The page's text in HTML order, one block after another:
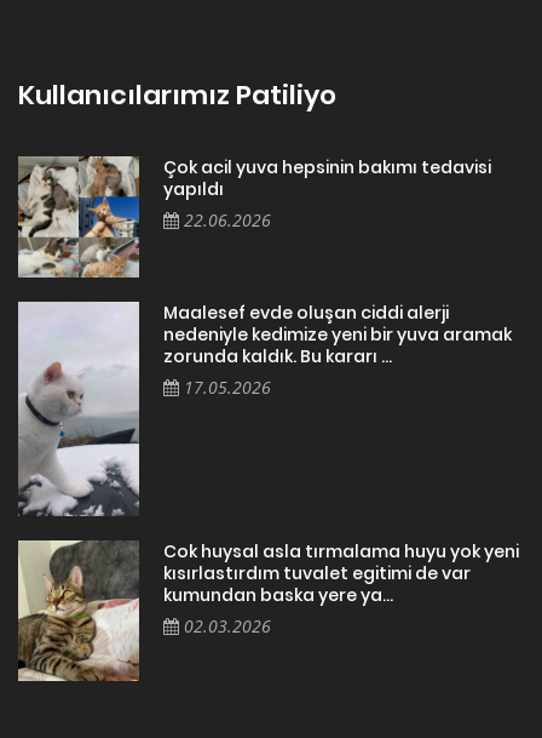
Kullanıcılarımız Patiliyo
Çok acil yuva hepsinin bakımı tedavisi
yapıldı
22.06.2026
Maalesef evde oluşan ciddi alerji
nedeniyle kedimize yeni bir yuva aramak
zorunda kaldık. Bu kararı ...
17.05.2026
Cok huysal asla tırmalama huyu yok yeni
kısırlastırdım tuvalet egitimi de var
kumundan baska yere ya...
02.03.2026